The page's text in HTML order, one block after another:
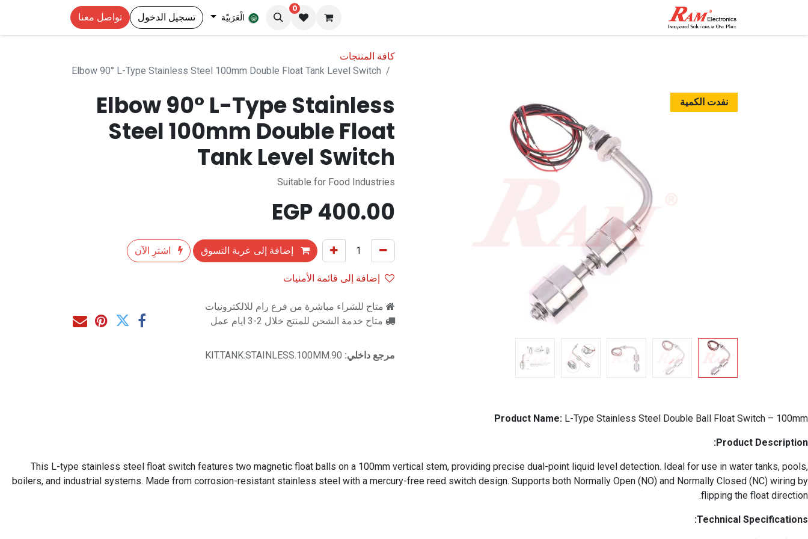
0
الْعَرَبيّة تسجيل الدخول تواصل معنا
كافة المنتجات
Elbow 90° L-Type Stainless Steel 100mm Double Float Tank Level Switch
نفدت الكمية
Elbow 90° L-Type Stainless
Steel 100mm Double Float
Tank Level Switch
Suitable for Food Industries
400.00
إضافة إلى عربة التسوق
اشترِ الآن
إضافة إلى قائمة الأمنيات
متاح للشراء مباشرة من فرع رام للالكترونيات
متاح خدمة الشحن للمنتج خلال 2-3 ايام عمل
مرجع داخلي: KIT.TANK.STAINLESS.100MM.90
Product Name: L-Type Stainless Steel Double Ball Float Switch – 100mm
Product Description:
This L-type stainless steel float switch features two magnetic float balls on a 100mm vertical stem, providing precise dual-point liquid level detection. Ideal for use in water tanks, pools,
boilers, and industrial systems. Made from corrosion-resistant stainless steel with a mercury-free reed switch design. Supports both Normally Open (NO) and Normally Closed (NC) wiring by
flipping the float direction.
Technical Specifications: